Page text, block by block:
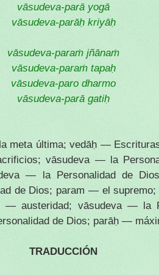
vāsudeva-parā yogā
vāsudeva-parāḥ kriyāḥ
vāsudeva-paraṁ jñānaṁ
vāsudeva-paraṁ tapaḥ
vāsudeva-paro dharmo
vāsudeva-parā gatiḥ
meta última; vedāḥ —
vāsudeva — la
— la Personalidad de
de Dios; param — el
— austeridad; vāsudeva — la
de Dios; parāḥ —
TRADUCCIÓN